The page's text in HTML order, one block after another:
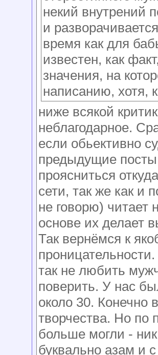
некий внутрений
и
время как для
известен, как
значения, на
написанию, хотя,
ниже всякой
неблагодарное.
если обьективно
предыдущие
проясниться
сети, так же как и
не говорю) читает
основе их делает
Так вернёмся к
так не любить
поверить. У нас
около 30. Конечно
творчества. Но по
больше могли -
буквально азам и